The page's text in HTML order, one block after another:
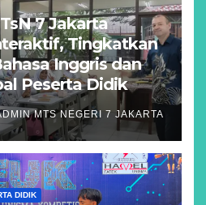
7 Jakarta
Tingkatkan
Inggris dan
Peserta Didik
MTS NEGERI 7 JAKARTA
DIDIK